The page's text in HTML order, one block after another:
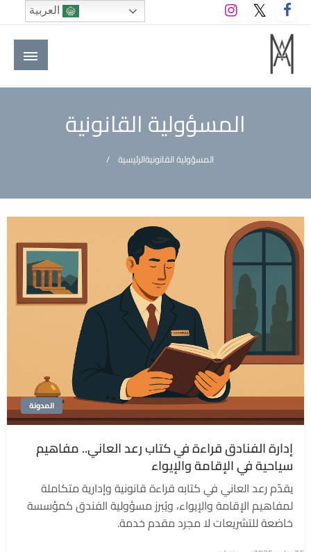
التخطي
إلى
المحتوى
M A hotels | إم ايه هوتيلز
الموقع الأول للعاملين في الفنادق في العالم العربي
المسؤولية القانونية
الرئيسيةالمسؤولية القانونية
المدونة
إدارة الفنادق قراءة في كتاب رعد العاني.. مفاهيم
سياحية في الإقامة والإيواء
يقدّم رعد العاني في كتابه قراءة قانونية وإدارية متكاملة
لمفاهيم الإقامة والإيواء، ويُبرز مسؤولية الفندق كمؤسسة
خاضعة للتشريعات لا مجرد مقدم خدمة.
العربية